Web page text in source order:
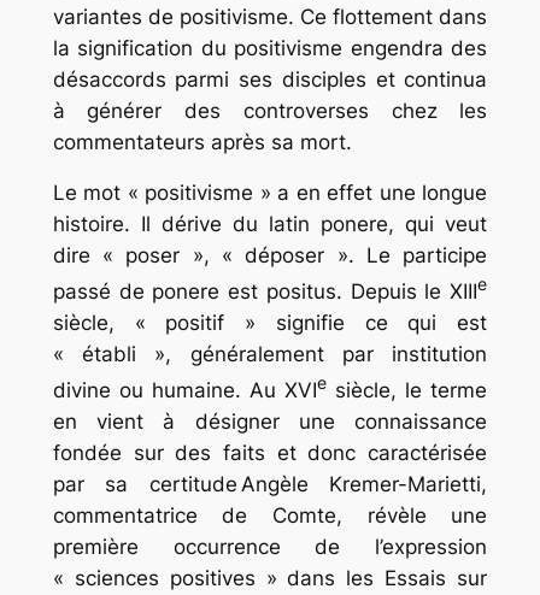
variantes de positivisme. Ce flottement dans
la signification du positivisme engendra des
désaccords parmi ses disciples et continua
à générer des controverses chez les
commentateurs après sa mort.
Le mot « positivisme » a en effet une longue
histoire. Il dérive du latin ponere, qui veut
dire « poser », « déposer ». Le participe
passé de ponere est positus. Depuis le XIIIe
siècle, « positif » signifie ce qui est
« établi », généralement par institution
divine ou humaine. Au XVIe siècle, le terme
en vient à désigner une connaissance
fondée sur des faits et donc caractérisée
par sa certitude Angèle Kremer-Marietti,
commentatrice de Comte, révèle une
première occurrence de l’expression
« sciences positives » dans les Essais sur